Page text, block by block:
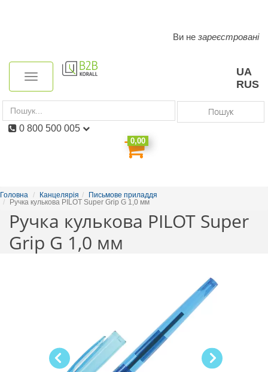
navigation
Toggle
UA
RUS
Пошук
0,00
Ви не зареєстровані
0 800 500 005
Головна Канцелярія
Письмове приладдя
Ручка кулькова PILOT Super Grip G 1,0 мм
Ручка кулькова PILOT Super
Grip G 1,0 мм